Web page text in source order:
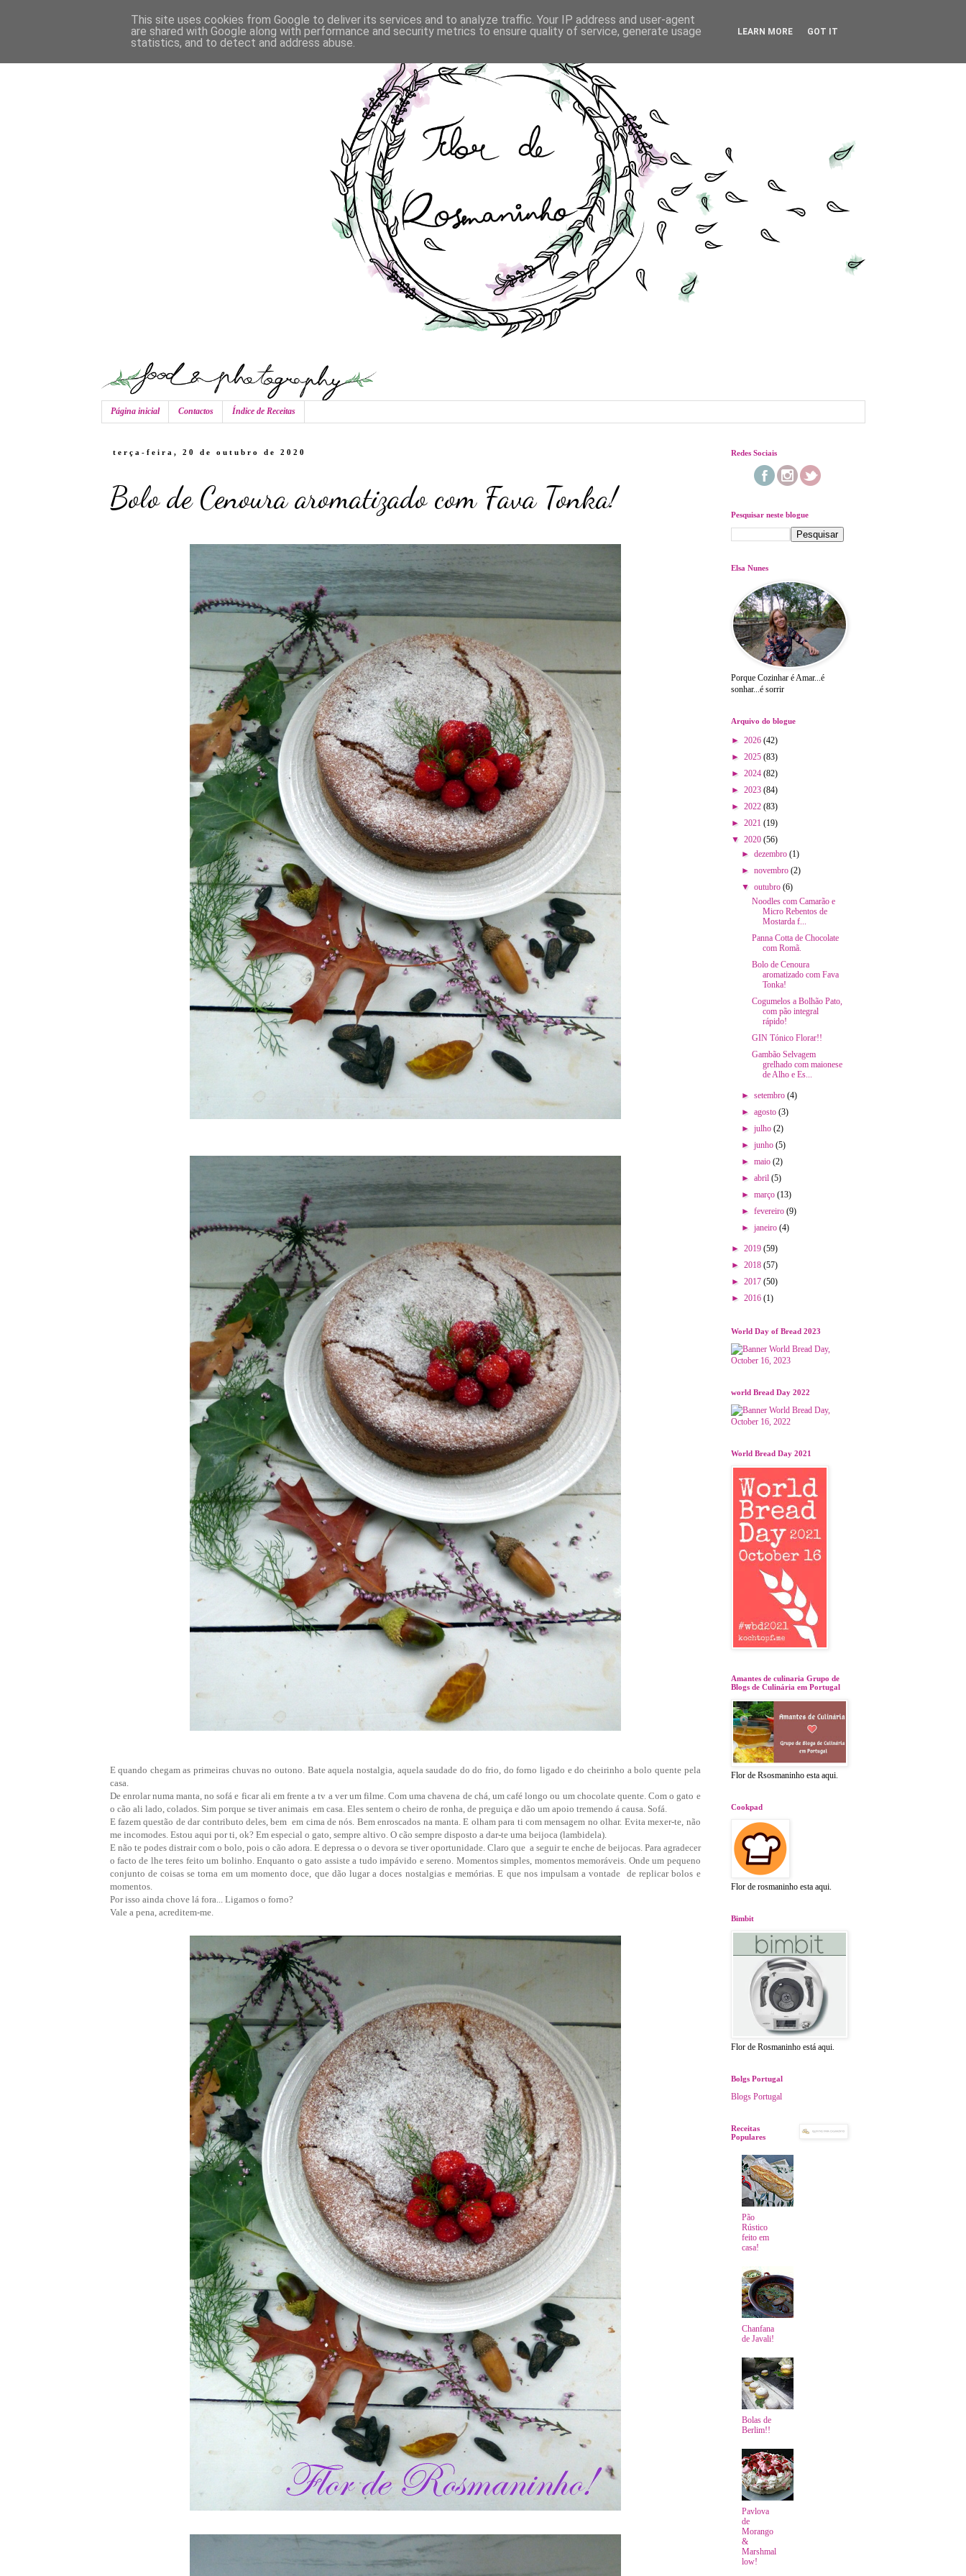
Página inicial Contactos Índice de Receitas
terça-feira, 20 de outubro de 2020
Bolo de Cenoura aromatizado com Fava Tonka!
E quando chegam as primeiras chuvas no outono. Bate aquela nostalgia, aquela saudade do do frio, do forno ligado e do cheirinho a bolo quente pela
casa.
De enrolar numa manta, no sofá e ficar ali em frente a tv a ver um filme. Com uma chavena de chá, um café longo ou um chocolate quente. Com o gato e
o cão ali lado, colados. Sim porque se tiver animais em casa. Eles sentem o cheiro de ronha, de preguiça e dão um apoio tremendo á causa. Sofá.
E fazem questão de dar contributo deles, bem em cima de nós. Bem enroscados na manta. E olham para ti com mensagem no olhar. Evita mexer-te, não
me incomodes. Estou aqui por ti, ok? Em especial o gato, sempre altivo. O cão sempre disposto a dar-te uma beijoca (lambidela).
E não te podes distrair com o bolo, pois o cão adora. E depressa o o devora se tiver oportunidade. Claro que a seguir te enche de beijocas. Para agradecer
o facto de lhe teres feito um bolinho. Enquanto o gato assiste a tudo impávido e sereno. Momentos simples, momentos memoráveis. Onde um pequeno
conjunto de coisas se torna em um momento doce, que dão lugar a doces nostalgias e memórias. E que nos impulsam a vontade de replicar bolos e
momentos.
Por isso ainda chove lá fora... Ligamos o forno?
Vale a pena, acreditem-me.
Redes Sociais
Pesquisar neste blogue
Elsa Nunes
Porque Cozinhar é Amar...é
sonhar...é sorrir
Arquivo do blogue
► 2026 (42)
► 2025 (83)
► 2024 (82)
► 2023 (84)
► 2022 (83)
► 2021 (19)
▼ 2020 (56)
► dezembro (1)
► novembro (2)
▼ outubro (6)
Noodles com Camarão e
Micro Rebentos de
Mostarda f...
Panna Cotta de Chocolate
com Romã.
Bolo de Cenoura
aromatizado com Fava
Tonka!
Cogumelos a Bolhão Pato,
com pão integral
rápido!
GIN Tónico Florar!!
Gambão Selvagem
grelhado com maionese
de Alho e Es...
► setembro (4)
► agosto (3)
► julho (2)
► junho (5)
► maio (2)
► abril (5)
► março (13)
► fevereiro (9)
► janeiro (4)
► 2019 (59)
► 2018 (57)
► 2017 (50)
► 2016 (1)
World Day of Bread 2023
world Bread Day 2022
World Bread Day 2021
Amantes de culinaria Grupo de
Blogs de Culinária em Portugal
Flor de Rsosmaninho esta aqui.
Cookpad
Flor de rosmaninho esta aqui.
Bimbit
Flor de Rosmaninho está aqui.
Bolgs Portugal
Blogs Portugal
Receitas
Populares
Pão
Rústico
feito em
casa!
Chanfana
de Javali!
Bolas de
Berlim!!
Pavlova
de
Morango
&
Marshmal
low!
This site uses cookies from Google to deliver its services and to analyze traffic. Your IP address and user-agent
are shared with Google along with performance and security metrics to ensure quality of service, generate usage
statistics, and to detect and address abuse.
LEARN MORE GOT IT